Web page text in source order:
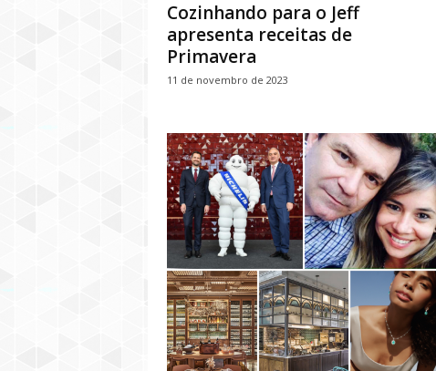
Cozinhando para o Jeff
apresenta receitas de
Primavera
11 de novembro de 2023